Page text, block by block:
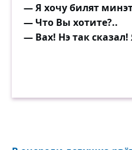
— Я хочу билят
— Что Вы хотите?..
— Вах! Нэ так